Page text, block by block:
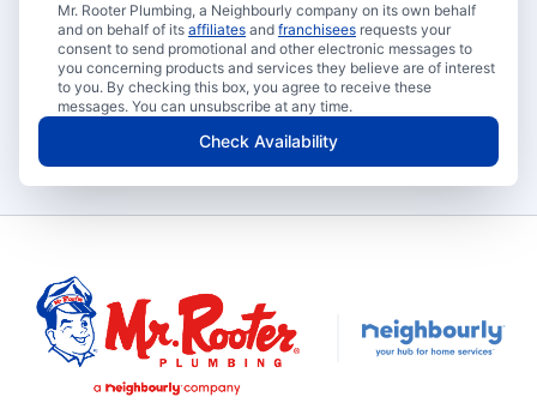
Mr. Rooter Plumbing, a Neighbourly company on its own behalf
and on behalf of its affiliates and franchisees requests your
consent to send promotional and other electronic messages to
you concerning products and services they believe are of interest
to you. By checking this box, you agree to receive these
messages. You can unsubscribe at any time.
Check Availability